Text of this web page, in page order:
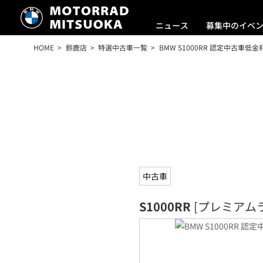
ニュース 募集中のイベ
HOME 鈴鹿店 特選中古車一覧 BMW S1000RR 認定中古車低
中古車
S1000RR [プレミアム